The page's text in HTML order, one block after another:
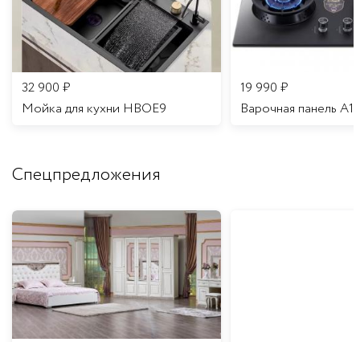
32 900 ₽
Мойка для кухни HBOE9
19 990 ₽
Варочная панель A16
Спецпредложения